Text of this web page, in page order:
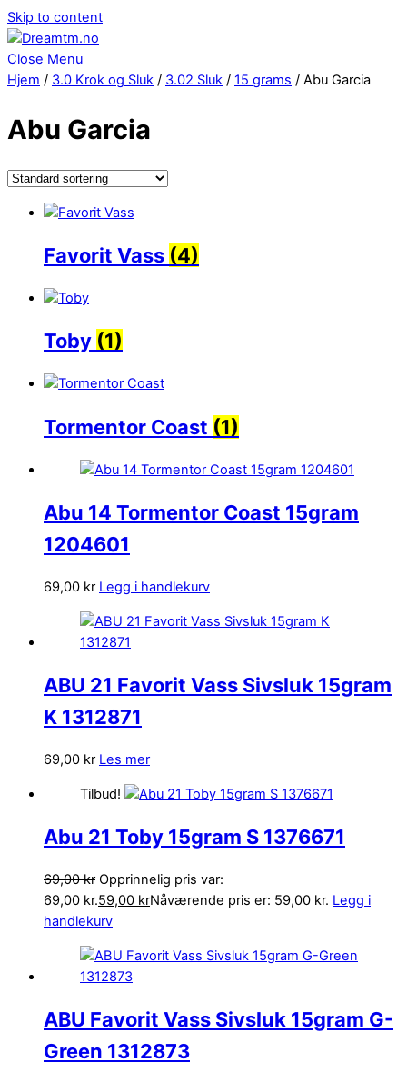
Skip to content
Close Menu
Hjem / 3.0 Krok og Sluk / 3.02 Sluk / 15 grams / Abu Garcia
Abu Garcia
Favorit Vass (4)
Toby (1)
Tormentor Coast (1)
Abu 14 Tormentor Coast 15gram
1204601
69,00 kr Legg i handlekurv
ABU 21 Favorit Vass Sivsluk 15gram
K 1312871
69,00 kr Les mer
Tilbud!
Abu 21 Toby 15gram S 1376671
69,00kr Opprinnelig pris var:
69,00 kr.59,00 krNåværende pris er: 59,00 kr. Legg i
handlekurv
ABU Favorit Vass Sivsluk 15gram G-
Green 1312873